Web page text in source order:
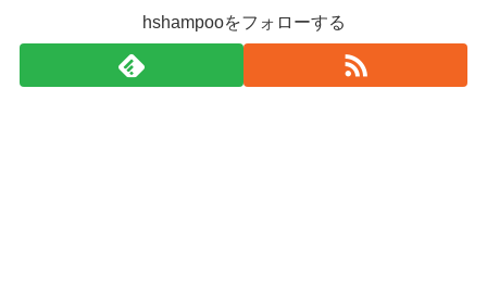
hshampooをフォローする